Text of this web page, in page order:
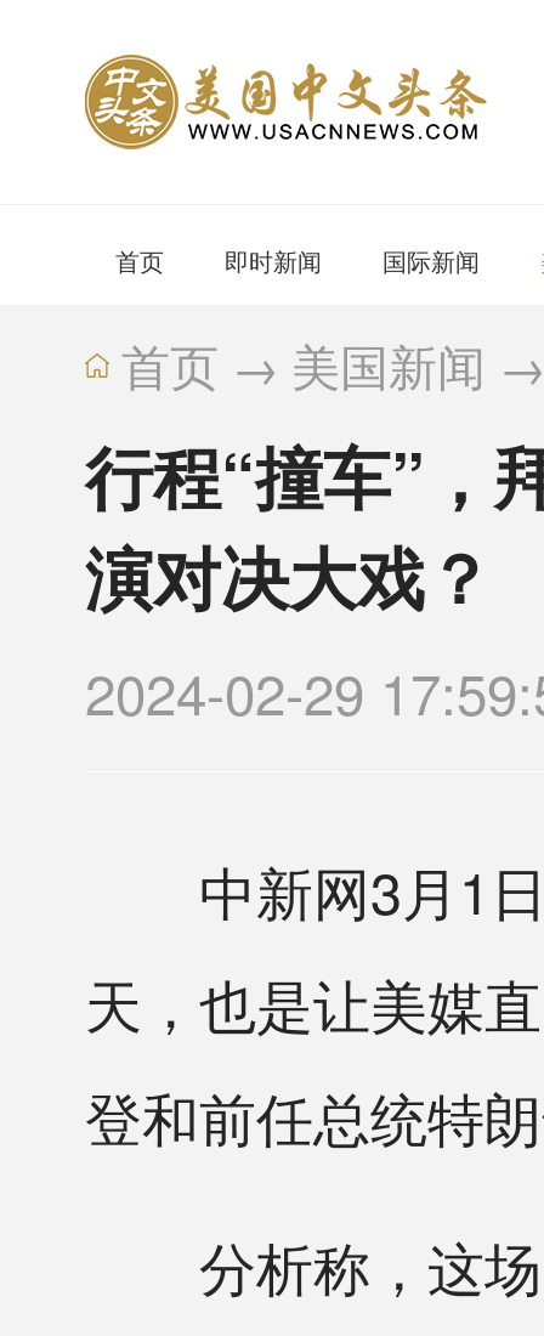
首页 即时新闻 国际新闻
首页 → 美国新闻
行程“撞车”，
演对决大戏？
2024-02-29
中新网3月1日
天，也是让美媒
登和前任总统特
分析称，这场